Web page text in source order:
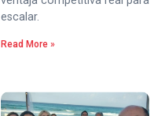
escalar.
Read More »